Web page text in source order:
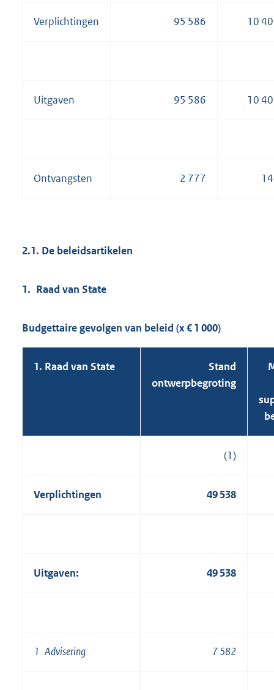
Verplichtingen 95 586 10
Uitgaven 95 586 10
Ontvangsten 2 777
2.1. De beleidsartikelen
1. Raad van State
Budgettaire gevolgen van beleid (x € 1 000)
1. Raad van State
Stand
ontwerpbegroting
(1)
Verplichtingen 49 538
Uitgaven: 49 538
1 Advisering 7 582